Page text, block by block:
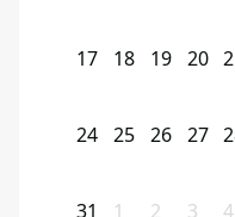
17 18 19 20
24 25 26 27
31 1 2 3 4